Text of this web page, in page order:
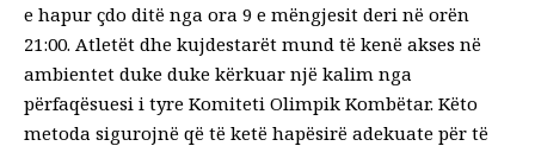
e hapur çdo ditë nga ora 9 e mëngjesit deri në orën
21:00. Atletët dhe kujdestarët mund të kenë akses në
ambientet duke duke kërkuar një kalim nga
përfaqësuesi i tyre Komiteti Olimpik Kombëtar. Këto
metoda sigurojnë që të ketë hapësirë ​​adekuate për të